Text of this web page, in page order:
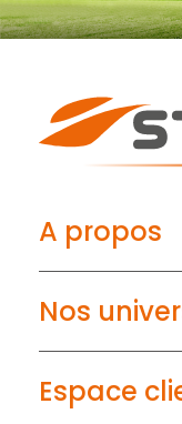
A propos
Nos
Espace